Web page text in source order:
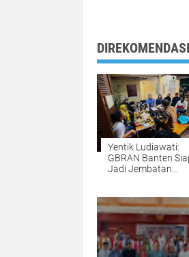
Yentik Ludiawati:
GBRAN Banten
Jadi Jembatan